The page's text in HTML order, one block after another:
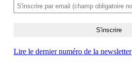
Lire le dernier numéro de la newsletter